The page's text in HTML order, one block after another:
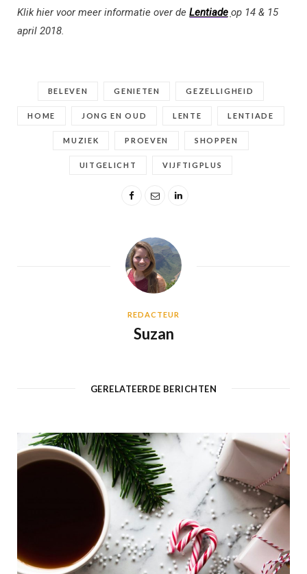
Klik hier voor meer informatie over de Lentiade op 14 & 15
april 2018.
BELEVEN GENIETEN GEZELLIGHEID
HOME JONG EN OUD LENTE LENTIADE
MUZIEK PROEVEN SHOPPEN
UITGELICHT VIJFTIGPLUS
REDACTEUR
Suzan
GERELATEERDE BERICHTEN